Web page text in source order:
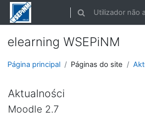
Ir para o conteúdo principal
Alternar a entrada
Utilizador não
elearning WSEPiNM
Página principal Páginas do site
Aktualności
Moodle 2.7